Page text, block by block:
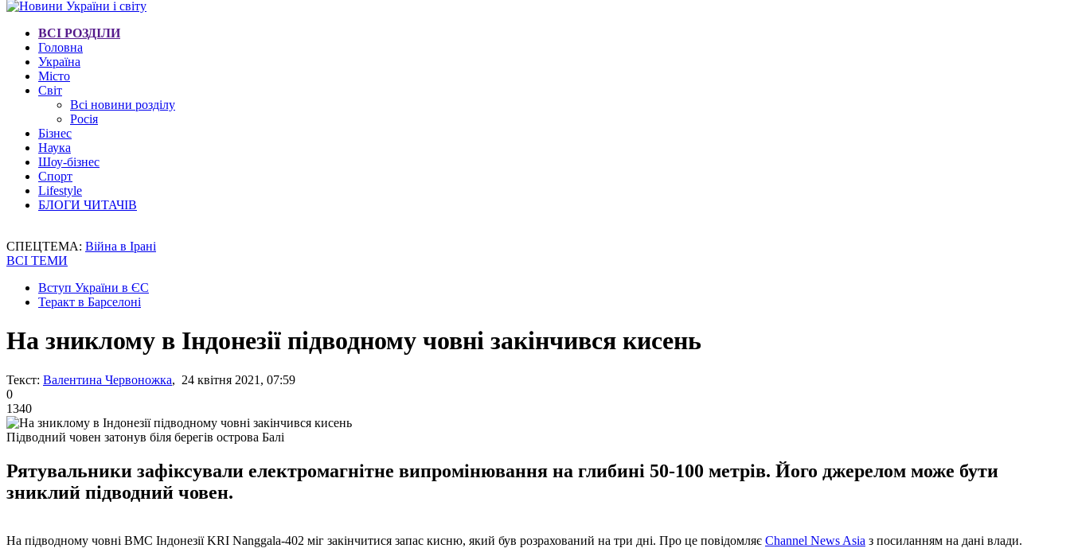
ВСІ РОЗДІЛИ
Головна
Україна
Місто
Світ
Всі новини розділу
Росія
Бізнес
Наука
Шоу-бізнес
Спорт
Lifestyle
БЛОГИ ЧИТАЧІВ
СПЕЦТЕМА: Війна в Ірані
ВСІ ТЕМИ
Вступ України в ЄС
Теракт в Барселоні
На зниклому в Індонезії підводному човні закінчився кисень
Текст: Валентина Червоножка, 24 квітня 2021, 07:59
0
1340
Підводний човен затонув біля берегів острова Балі
Рятувальники зафіксували електромагнітне випромінювання на глибині 50-100 метрів. Його джерелом може бути
зниклий підводний човен.
На підводному човні ВМС Індонезії KRI Nanggala-402 міг закінчитися запас кисню, який був розрахований на три дні. Про це повідомляє Channel News Asia з посиланням на дані влади.